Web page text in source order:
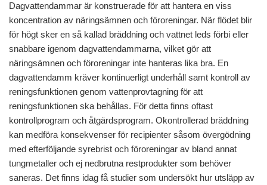
Dagvattendammar är konstruerade för att hantera en viss
koncentration av näringsämnen och föroreningar. När flödet blir
för högt sker en så kallad bräddning och vattnet leds förbi eller
snabbare igenom dagvattendammarna, vilket gör att
näringsämnen och föroreningar inte hanteras lika bra. En
dagvattendamm kräver kontinuerligt underhåll samt kontroll av
reningsfunktionen genom vattenprovtagning för att
reningsfunktionen ska behållas. För detta finns oftast
kontrollprogram och åtgärdsprogram. Okontrollerad bräddning
kan medföra konsekvenser för recipienter såsom övergödning
med efterföljande syrebrist och föroreningar av bland annat
tungmetaller och ej nedbrutna restprodukter som behöver
saneras. Det finns idag få studier som undersökt hur utsläpp av